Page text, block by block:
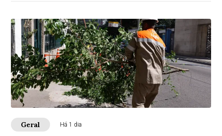
Geral Há 1 dia